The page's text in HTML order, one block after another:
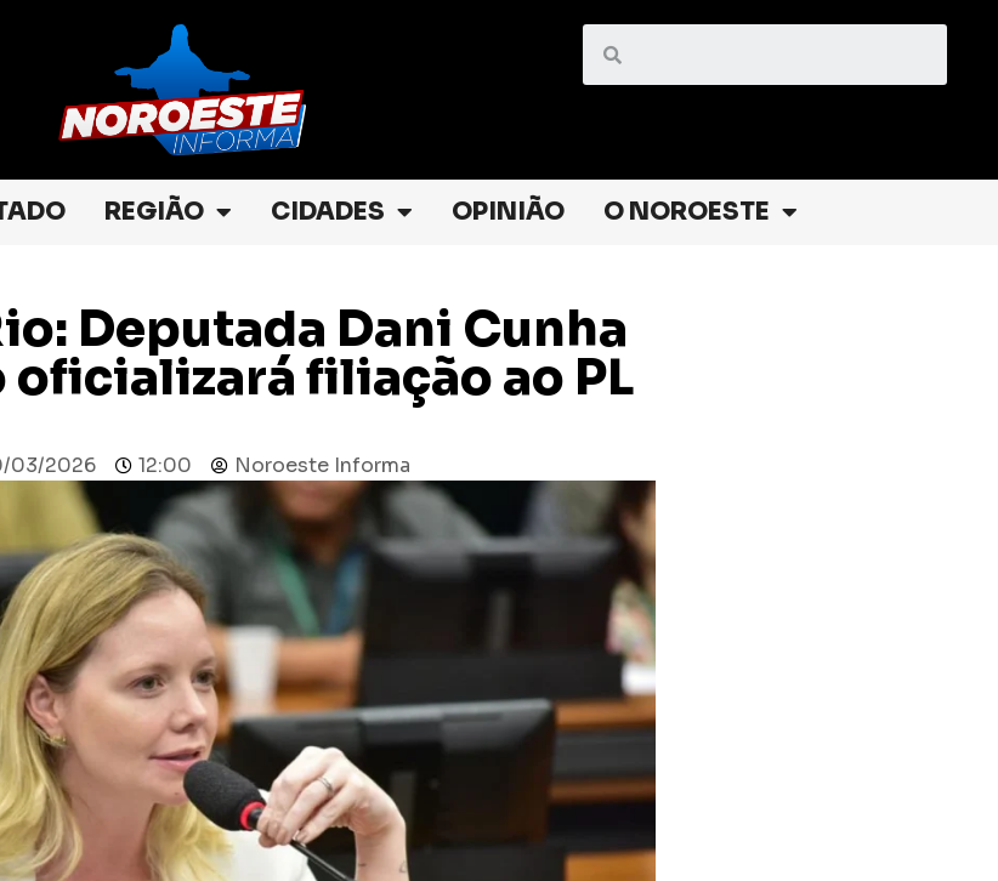
REGIÃO CIDADES OPINIÃO O NOROESTE
Deputada Dani Cunha
oficializará filiação ao PL
03/2026 12:00 Noroeste Informa